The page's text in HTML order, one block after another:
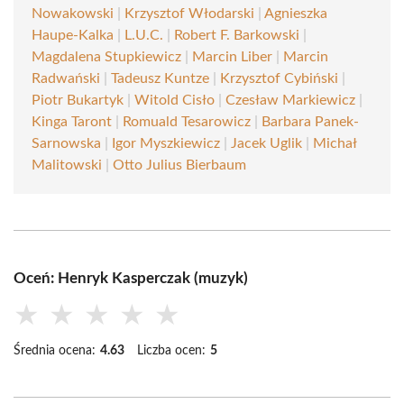
Nowakowski Krzysztof Włodarski
Agnieszka
Haupe-Kalka
L.U.C. Robert F. Barkowski
Magdalena Stupkiewicz
Marcin Liber
Marcin
Radwański
Tadeusz Kuntze Krzysztof Cybiński
Piotr Bukartyk
Witold Cisło Czesław Markiewicz
Kinga Taront
Romuald Tesarowicz
Barbara Panek-
Sarnowska
Igor Myszkiewicz Jacek Uglik
Michał
Malitowski
Otto Julius Bierbaum
Oceń: Henryk Kasperczak (muzyk)
★ ★ ★ ★ ★
Średnia ocena: 4.63 Liczba ocen: 5